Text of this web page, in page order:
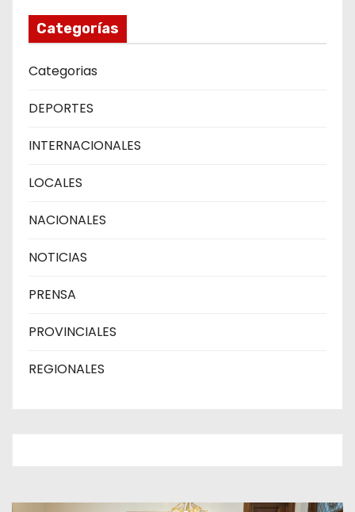
Categorías
Categorias
DEPORTES
INTERNACIONALES
LOCALES
NACIONALES
NOTICIAS
PRENSA
PROVINCIALES
REGIONALES